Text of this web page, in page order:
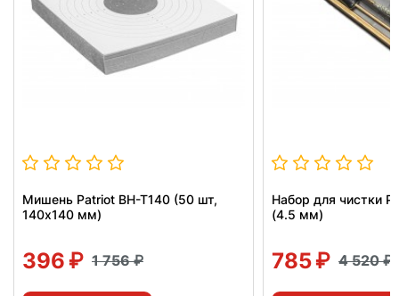
Мишень Patriot BH-T140 (50 шт,
140x140 мм)
396 1 756
Набор для чистки
(4.5 мм)
785 4 520